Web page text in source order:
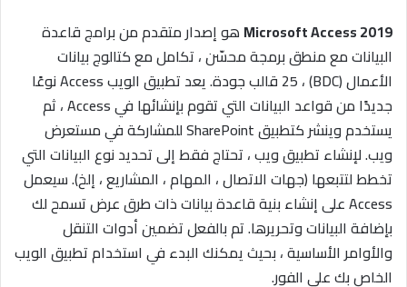
Microsoft Access 2019 هو إصدار متقدم من برامج قاعدة
البيانات مع منطق برمجة محسّن ، تكامل مع كتالوج بيانات
الأعمال (BDC) ، 25 قالب جودة. يعد تطبيق الويب Access نوعًا
جديدًا من قواعد البيانات التي تقوم بإنشائها في Access ، ثم
يستخدم وينشر كتطبيق SharePoint للمشاركة في مستعرض
ويب. لإنشاء تطبيق ويب ، تحتاج فقط إلى تحديد نوع البيانات التي
تخطط لتتبعها (جهات الاتصال ، المهام ، المشاريع ، إلخ). سيعمل
Access على إنشاء بنية قاعدة بيانات ذات طرق عرض تسمح لك
بإضافة البيانات وتحريرها. تم بالفعل تضمين أدوات التنقل
والأوامر الأساسية ، بحيث يمكنك البدء في استخدام تطبيق الويب
الخاص بك على الفور.